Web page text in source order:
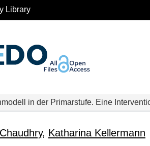
Library
in der Primarstufe. Eine
, Katharina Kellermann